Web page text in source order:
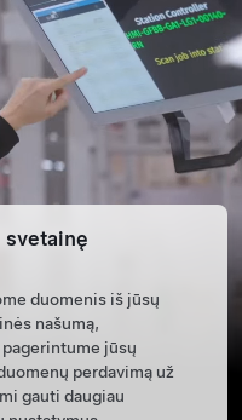
svetainę
duomenis iš jūsų
našumą,
jūsų
perdavimą už
gauti daugiau